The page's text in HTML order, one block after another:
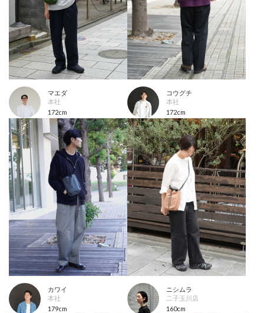
マエダ
本社
172cm
コウグチ
本社
172cm
カワイ
本社
179cm
ニシムラ
二子玉川店
160cm